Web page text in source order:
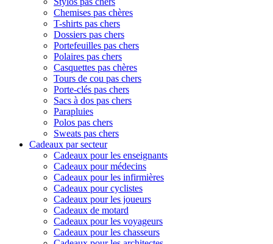
Chemises pas chères
T-shirts pas chers
Dossiers pas chers
Portefeuilles pas chers
Polaires pas chers
Casquettes pas chères
Tours de cou pas chers
Porte-clés pas chers
Sacs à dos pas chers
Parapluies
Polos pas chers
Sweats pas chers
Cadeaux par secteur
Cadeaux pour les enseignants
Cadeaux pour médecins
Cadeaux pour les infirmières
Cadeaux pour cyclistes
Cadeaux pour les joueurs
Cadeaux de motard
Cadeaux pour les voyageurs
Cadeaux pour les chasseurs